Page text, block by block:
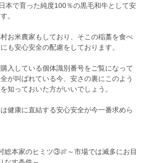
本で育った純度100％の黒毛和牛として安
。
お米農家もしており、そこの稲藁を食べ
も安心安全の配慮をしております。
入している個体識別番号をご覧になって
が叫ばれている今、安さの裏にこのよう
知っておいた方がいいでしょう。
健康に直結する安心安全が今一番求めら
総本家のヒミツ③🍖～市場では滅多にお目